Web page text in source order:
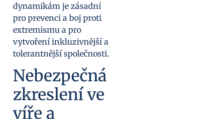
dynamikám je zásadní
pro prevenci a boj proti
extremismu a pro
vytvoření inkluzivnější a
tolerantnější společnosti.
Nebezpečná
zkreslení ve
víře a